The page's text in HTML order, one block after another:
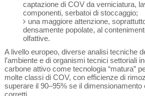
captazione di COV da verniciatura,
componenti, serbatoi di stoccaggio;
una maggiore attenzione,
densamente popolate, al
olfattive.
A livello europeo, diverse analisi tecniche
l’ambiente e di organismi tecnici settoriali
carbone attivo come tecnologia “matura”
molte classi di COV, con efficienze di
superare il 90–95% se il dimensionamento
corretti.